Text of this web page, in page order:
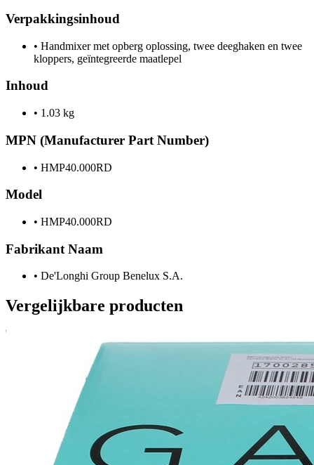
Verpakkingsinhoud
• Handmixer met opberg oplossing, twee deeghaken en twee
kloppers, geïntegreerde maatlepel
Inhoud
• 1.03 kg
MPN (Manufacturer Part Number)
• HMP40.000RD
Model
• HMP40.000RD
Fabrikant Naam
• De'Longhi Group Benelux S.A.
Vergelijkbare producten